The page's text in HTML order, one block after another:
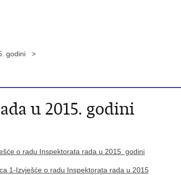
godini >
u 2015. godini
o radu Inspektorata rada u 2015. godini
1-Izvješće o radu Inspektorata rada u 2015